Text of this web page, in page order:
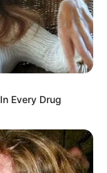
ΑΚΟΛΟΥΘΉΣΤΕ
Every Drug